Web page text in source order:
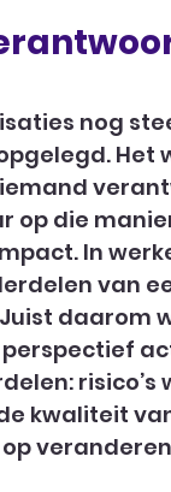
nog
Het
op die
In
van
daarom
kwaliteit